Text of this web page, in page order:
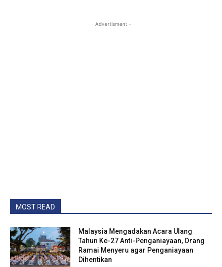
- Advertisment -
MOST READ
Malaysia Mengadakan Acara Ulang
Tahun Ke-27 Anti-Penganiayaan, Orang
Ramai Menyeru agar Penganiayaan
Dihentikan